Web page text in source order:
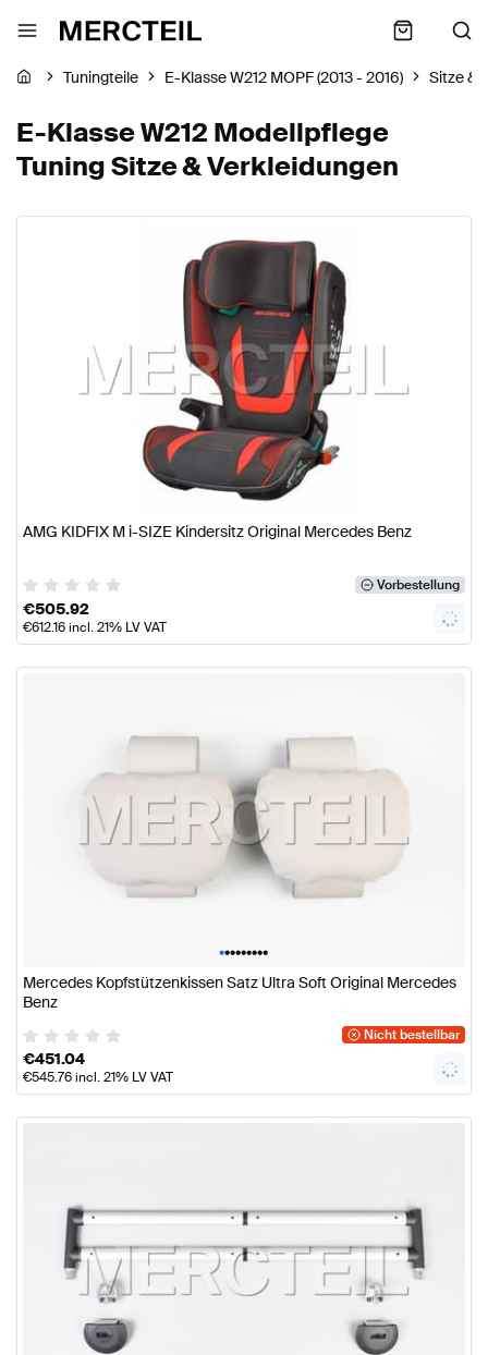
Tuningteile E-Klasse W212 MOPF (2013 - 2016) Sitze &
E-Klasse W212 Modellpflege
Tuning Sitze & Verkleidungen
AMG KIDFIX M i-SIZE Kindersitz Original Mercedes Benz
Vorbestellung
€505.92
€612.16incl. 21% LV VAT
•••••••••
Mercedes Kopfstützenkissen Satz Ultra Soft Original Mercedes
Benz
Nicht bestellbar
€451.04
€545.76incl. 21% LV VAT